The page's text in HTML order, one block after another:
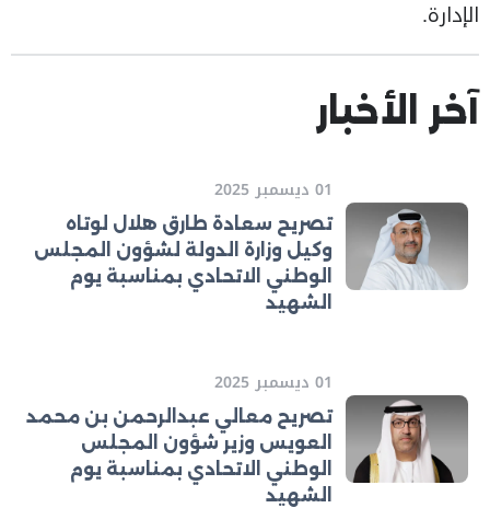
الإدارة.
آخر الأخبار
01 ديسمبر 2025
تصريح سعادة طارق هلال لوتاه
وكيل وزارة الدولة لشؤون المجلس
الوطني الاتحادي بمناسبة يوم
الشهيد
01 ديسمبر 2025
تصريح معالي عبدالرحمن بن محمد
العويس وزير شؤون المجلس
الوطني الاتحادي بمناسبة يوم
الشهيد